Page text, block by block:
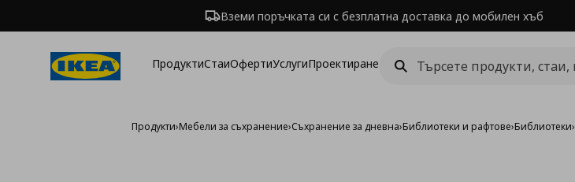
Вземи поръчката си с безплатна доставка до мобилен хъб
ПродуктиСтаиОфертиУслугиПроектиране
Продукти›Мебели за съхранение›Съхранение за дневна›Библиотеки и рафтове›Библиотеки›